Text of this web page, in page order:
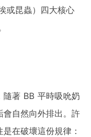
或昆蟲）四大核心
隨著 BB 平時吸吮奶
會自然向外排出。許
在破壞這份規律：